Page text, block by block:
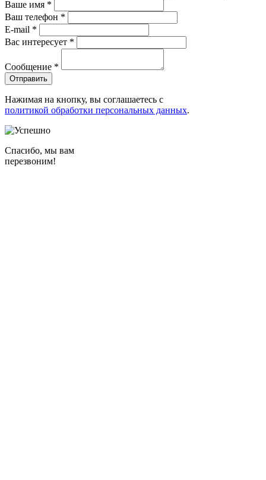
Ваше имя *
Ваш телефон *
E-mail *
Вас интересует *
Сообщение *
Нажимая на кнопку, вы соглашаетесь с
политикой обработки персональных данных.
Спасибо, мы вам
перезвоним!